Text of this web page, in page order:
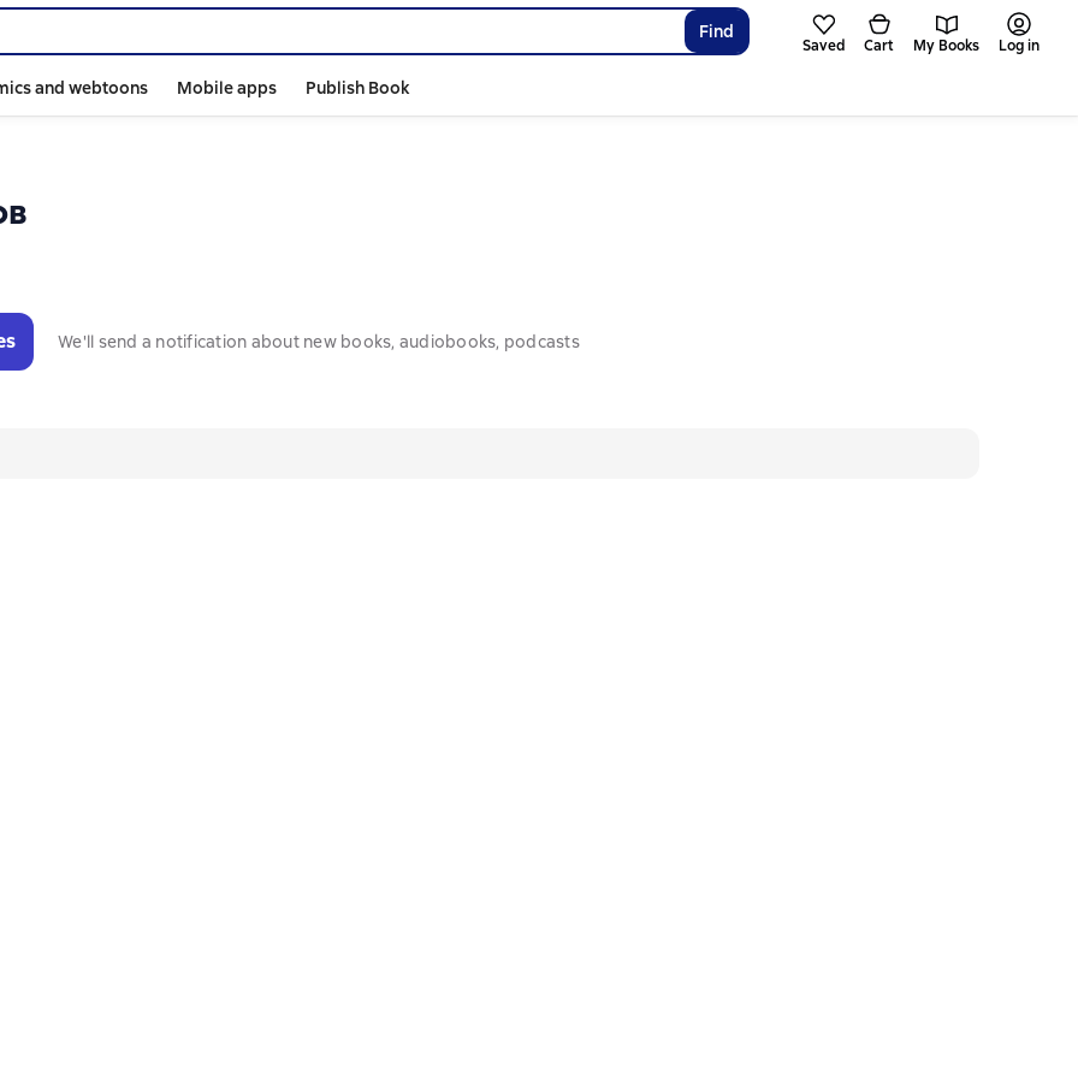
Find
Saved Cart My Books Log in
and webtoons Mobile apps Publish Book
We'll send a notification about new books, audiobooks, podcasts
инженерии
3 оценок